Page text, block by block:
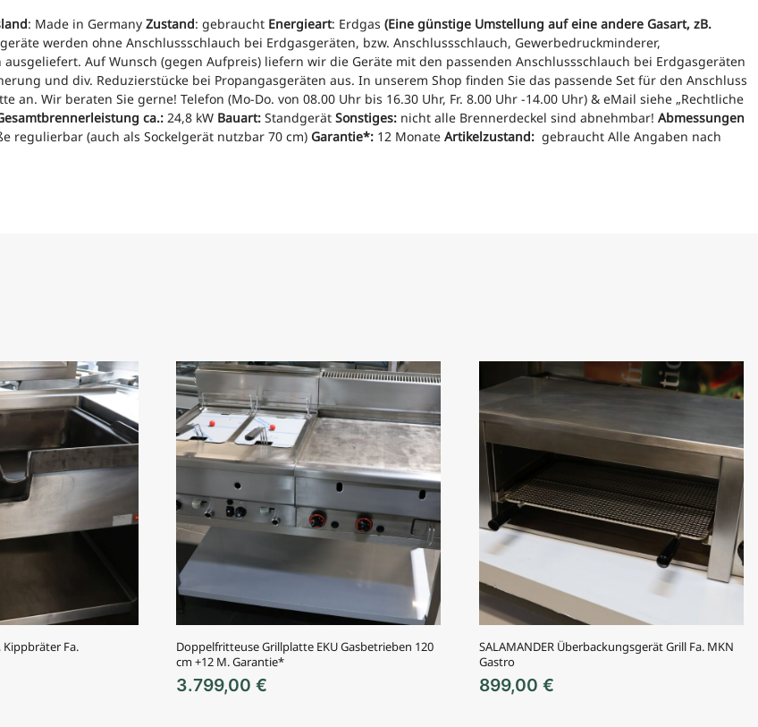
: Made in Germany Zustand: gebraucht Energieart: Erdgas (Eine günstige Umstellung auf eine andere Gasart, zB.
werden ohne Anschlussschlauch bei Erdgasgeräten, bzw. Anschlussschlauch, Gewerbedruckminderer,
ausgeliefert. Auf Wunsch (gegen Aufpreis) liefern wir die Geräte mit den passenden Anschlussschlauch bei Erdgasgeräten
und div. Reduzierstücke bei Propangasgeräten aus. In unserem Shop finden Sie das passende Set für den Anschluss
an. Wir beraten Sie gerne! Telefon (Mo-Do. von 08.00 Uhr bis 16.30 Uhr, Fr. 8.00 Uhr -14.00 Uhr) & eMail siehe „Rechtliche
ca.: 24,8 kW Bauart: Standgerät Sonstiges: nicht alle Brennerdeckel sind abnehmbar! Abmessungen
regulierbar (auch als Sockelgerät nutzbar 70 cm) Garantie*: 12 Monate Artikelzustand: gebraucht Alle Angaben nach
Fa.
Doppelfritteuse Grillplatte EKU Gasbetrieben 120
cm +12 M. Garantie*
3.799,00€
SALAMANDER Überbackungsgerät Grill Fa. MKN
Gastro
899,00 €